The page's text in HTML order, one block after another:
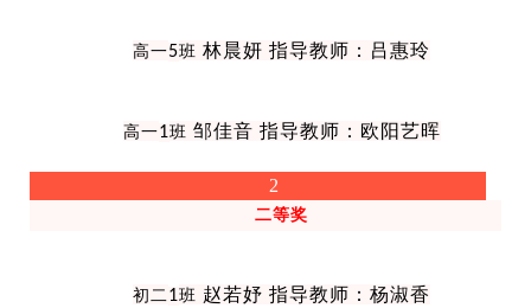
高一5班 林晨妍 指导教师：吕惠玲
高一1班 邹佳音 指导教师：欧阳艺晖
2
二等奖
初二1班 赵若妤 指导教师：杨淑香